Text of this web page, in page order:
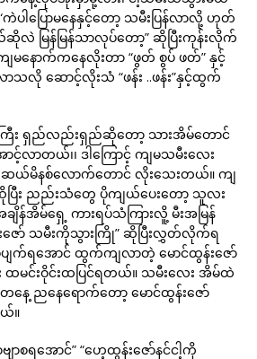
ကဲပါပြောမနေနှင့်တော့ သမီးပြန်လာလို့ ဟုတ်
ဆိုလဲ မြန်မြန်သာလုပ်တော့” ဆိုပြီးကုန်းလိုက်
မနောက်ကနေလိုးတာ “ဖွတ် စွပ် ဖတ်” နှင့်
ဆောင့်လိုးသံ “ဖန်း ..ဖန်း”နှင့်ထွက်
း ရှည်လည်းရှည်ဆိုတော့ သားအိမ်တောင်
င့်လာတယ်၊၊ ဒါကြောင့် ကျမသမီးလေး
ယ်မိနစ်လောက်တောင် လိုးသေးတယ်။ ကျ
ေဆိုပြီး ညည်းသံတွေ ပိုကျယ်ပေးတော့ သူလး
ျိန်အိမ်ရှေ့ ကားရပ်သံကြားလိူ့ မီးအမြန်
ဇော် သမီးကိုသွားကြို” ဆိုပြီးလွှတ်လိုက်ရ
က်ရအောင် ထွက်ကျလာတဲ့ မောင်ထွန်းဇော်
င်းဝိုင်းထပြင်ရတယ်။ သမီးလေး အိမ်ထဲ
ေ့ ညနေရောက်တော့ မောင်ထွန်းဇော်
။
ျာစရအောင်” “ဟေ့ထွန်းဇော်နင်ငါ့ကို